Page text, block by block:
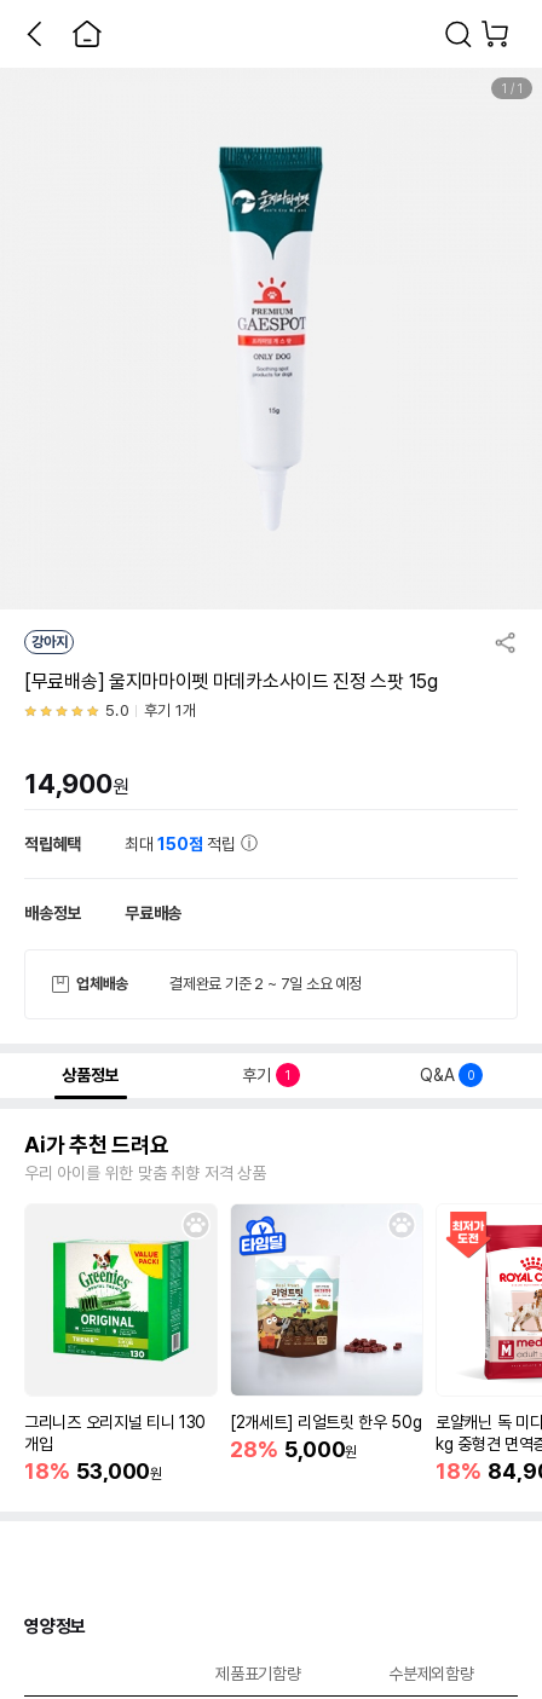
1 / 1
강아지
[무료배송] 울지마마이펫 마데카소사이드 진정 스팟 15g
5.0 후기 1개
14,900원
적립혜택 최대150점 적립
배송정보 무료배송
업체배송 결제완료 기준 2 ~ 7일 소요 예정
상품정보 후기 1 Q&A 0
Ai가 추천 드려요
우리 아이를 위한 맞춤 취향 저격 상품
그리니즈 오리지널 티니 130
개입
18% 53,000원
[2개세트] 리얼트릿 한우 50g
28% 5,000원
로얄캐닌 독 미
kg 중형견 면역
18%
영양정보
제품표기함량 수분제외함량